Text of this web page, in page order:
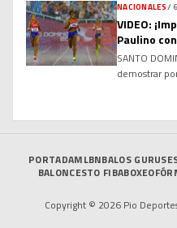
múltiples
que
posición del
entre las
región. […]
NACIONALES/
VIDEO:
Paulino
propio
SANTO
demostrar
400 metros
2026,
PORTADAMLBNBALOS
BALONCESTO FIBABOXEO
Copyright © 2026 Pio